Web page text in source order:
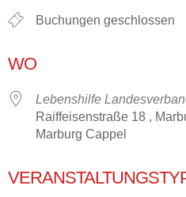
Buchungen geschlossen
WO
Lebenshilfe
Raiffeisenstraße 18 ,
Marburg Cappel